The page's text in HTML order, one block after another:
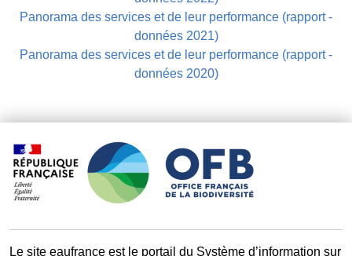
Panorama des services et de leur performance (rapport -
données 2021)
Panorama des services et de leur performance (rapport -
données 2020)
Le site eaufrance est le portail du Système d’information sur